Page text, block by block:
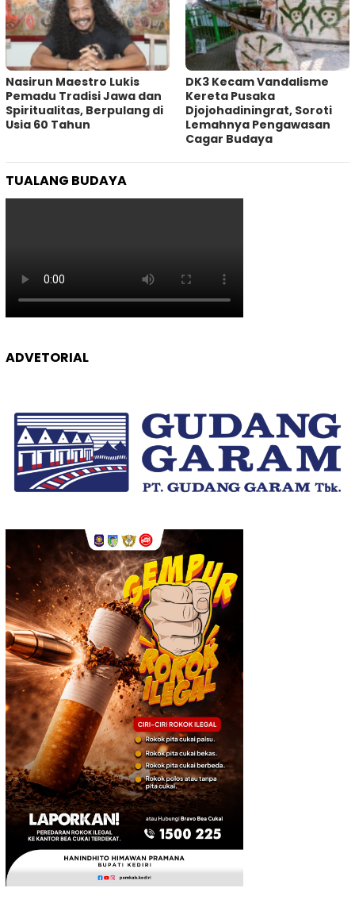
‎Nasirun Maestro Lukis
Pemadu Tradisi Jawa dan
Spiritualitas, Berpulang di
Usia 60 Tahun
DK3 Kecam Vandalisme
Kereta Pusaka
Djojohadiningrat, Soroti
Lemahnya Pengawasan
Cagar Budaya
TUALANG BUDAYA
ADVETORIAL